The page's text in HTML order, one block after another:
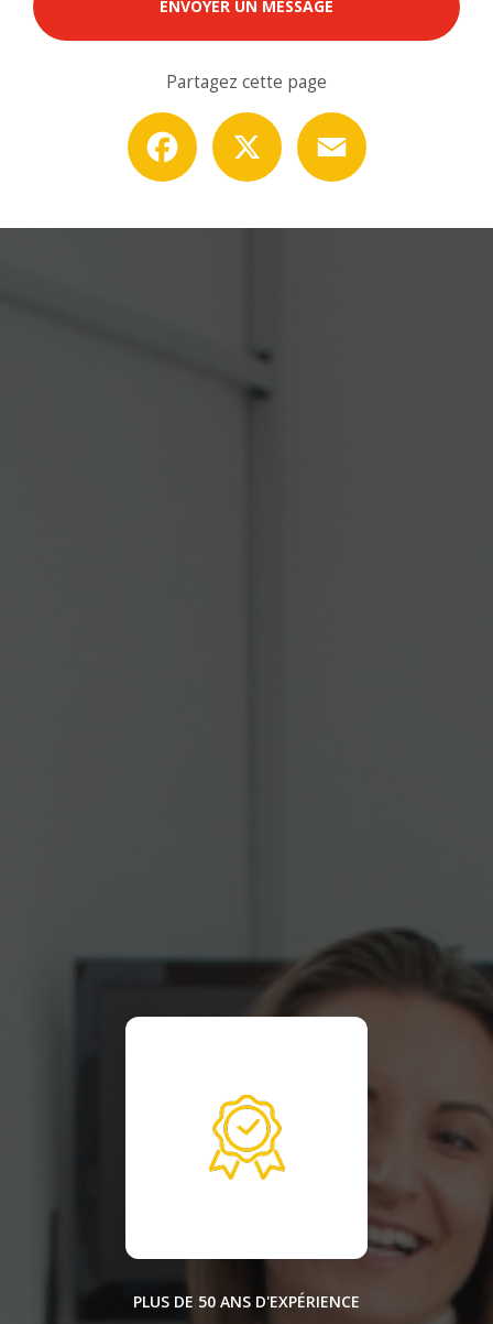
ENVOYER UN MESSAGE
Partagez cette page
Facebook
PLUS DE 50 ANS D'EXPÉRIENCE